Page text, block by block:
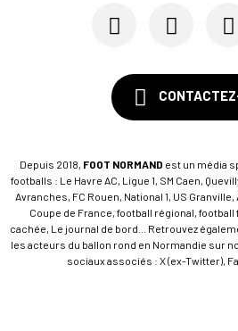
Depuis 2018, FOOT NORMAND est un média
footballs : Le Havre AC, Ligue 1, SM Caen,
Avranches, FC Rouen, National 1, US
Coupe de France, football régional,
cachée, Le journal de bord... Retrouvez
les acteurs du ballon rond en Normandie sur
sociaux associés : X (ex-Twitter),